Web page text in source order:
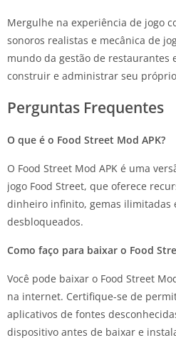
Mergulhe na experiência de jogo
sonoros realistas e mecânica de
mundo da gestão de restaurantes
construir e administrar seu
Perguntas Frequentes
O que é o Food Street Mod APK?
O Food Street Mod APK é uma
jogo Food Street, que oferece
dinheiro infinito, gemas ilimitadas
desbloqueados.
Como faço para baixar o Food
Você pode baixar o Food Street
na internet. Certifique-se de
aplicativos de fontes
dispositivo antes de baixar e